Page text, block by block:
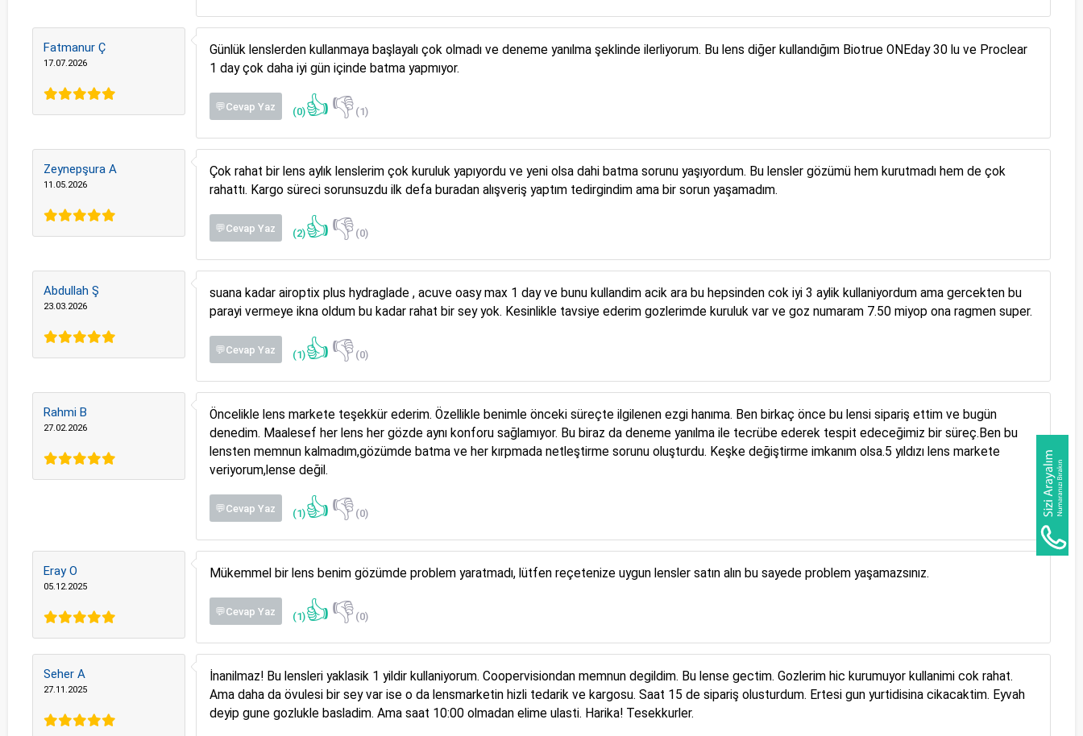
Fatmanur Ç
17.07.2026
Günlük lenslerden kullanmaya başlayalı çok olmadı ve deneme yanılma şeklinde ilerliyorum. Bu lens diğer kullandığım Biotrue ONEday 30 lu ve Proclear
1 day çok daha iyi gün içinde batma yapmıyor.
💬Cevap Yaz (0)👍👎 (1)
Zeynepşura A
11.05.2026
Çok rahat bir lens aylık lenslerim çok kuruluk yapıyordu ve yeni olsa dahi batma sorunu yaşıyordum. Bu lensler gözümü hem kurutmadı hem de çok
rahattı. Kargo süreci sorunsuzdu ilk defa buradan alışveriş yaptım tedirgindim ama bir sorun yaşamadım.
💬Cevap Yaz (2)👍👎 (0)
Abdullah Ş
23.03.2026
suana kadar airoptix plus hydraglade , acuve oasy max 1 day ve bunu kullandim acik ara bu hepsinden cok iyi 3 aylik kullaniyordum ama gercekten bu
parayi vermeye ikna oldum bu kadar rahat bir sey yok. Kesinlikle tavsiye ederim gozlerimde kuruluk var ve goz numaram 7.50 miyop ona ragmen super.
💬Cevap Yaz (1)👍👎 (0)
Rahmi B
27.02.2026
Öncelikle lens markete teşekkür ederim. Özellikle benimle önceki süreçte ilgilenen ezgi hanıma. Ben birkaç önce bu lensi sipariş ettim ve bugün
denedim. Maalesef her lens her gözde aynı konforu sağlamıyor. Bu biraz da deneme yanılma ile tecrübe ederek tespit edeceğimiz bir süreç.Ben bu
lensten memnun kalmadım,gözümde batma ve her kırpmada netleştirme sorunu oluşturdu. Keşke değiştirme imkanım olsa.5 yıldızı lens markete
veriyorum,lense değil.
💬Cevap Yaz (1)👍👎 (0)
Eray O
05.12.2025
Mükemmel bir lens benim gözümde problem yaratmadı, lütfen reçetenize uygun lensler satın alın bu sayede problem yaşamazsınız.
💬Cevap Yaz (1)👍👎 (0)
Seher A
27.11.2025
İnanilmaz! Bu lensleri yaklasik 1 yildir kullaniyorum. Coopervisiondan memnun degildim. Bu lense gectim. Gozlerim hic kurumuyor kullanimi cok rahat.
Ama daha da övulesi bir sey var ise o da lensmarketin hizli tedarik ve kargosu. Saat 15 de sipariş olusturdum. Ertesi gun yurtidisina cikacaktim. Eyvah
deyip gune gozlukle basladim. Ama saat 10:00 olmadan elime ulasti. Harika! Tesekkurler.